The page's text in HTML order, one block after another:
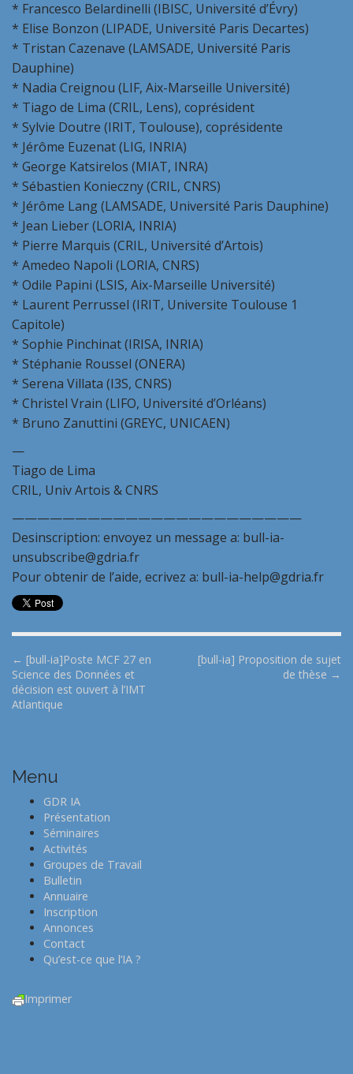
* Francesco Belardinelli (IBISC, Université d’Évry)
* Elise Bonzon (LIPADE, Université Paris Decartes)
* Tristan Cazenave (LAMSADE, Université Paris
Dauphine)
* Nadia Creignou (LIF, Aix-Marseille Université)
* Tiago de Lima (CRIL, Lens), coprésident
* Sylvie Doutre (IRIT, Toulouse), coprésidente
* Jérôme Euzenat (LIG, INRIA)
* George Katsirelos (MIAT, INRA)
* Sébastien Konieczny (CRIL, CNRS)
* Jérôme Lang (LAMSADE, Université Paris Dauphine)
* Jean Lieber (LORIA, INRIA)
* Pierre Marquis (CRIL, Université d’Artois)
* Amedeo Napoli (LORIA, CNRS)
* Odile Papini (LSIS, Aix-Marseille Université)
* Laurent Perrussel (IRIT, Universite Toulouse 1
Capitole)
* Sophie Pinchinat (IRISA, INRIA)
* Stéphanie Roussel (ONERA)
* Serena Villata (I3S, CNRS)
* Christel Vrain (LIFO, Université d’Orléans)
* Bruno Zanuttini (GREYC, UNICAEN)
—
Tiago de Lima
CRIL, Univ Artois & CNRS
———————————————————————
Desinscription: envoyez un message a: bull-ia-
unsubscribe@gdria.fr
Pour obtenir de l’aide, ecrivez a: bull-ia-help@gdria.fr
P
o
s
v
← [bull-ia]Poste MCF 27 en
Science des Données et
décision est ouvert à l’IMT
Atlantique
[bull-ia] Proposition de sujet
de thèse →
Menu
GDR IA
Présentation
Séminaires
Activités
Groupes de Travail
Bulletin
Annuaire
Inscription
Annonces
Contact
Qu’est-ce que l’IA ?
Imprimer